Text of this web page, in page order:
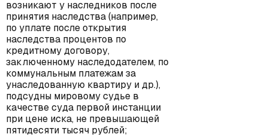
возникают у наследников после
принятия наследства (например,
по уплате после открытия
наследства процентов по
кредитному договору,
заключенному наследодателем, по
коммунальным платежам за
унаследованную квартиру и др.),
подсудны мировому судье в
качестве суда первой инстанции
при цене иска, не превышающей
пятидесяти тысяч рублей;